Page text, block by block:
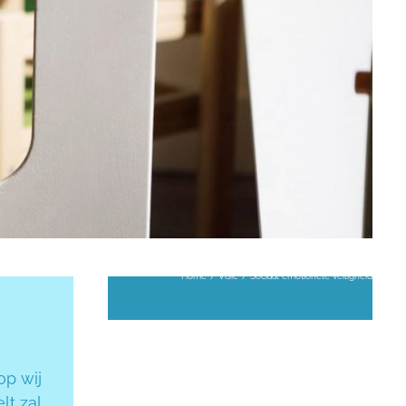
Home Visie Sociaal emotionele veiligheid
wij